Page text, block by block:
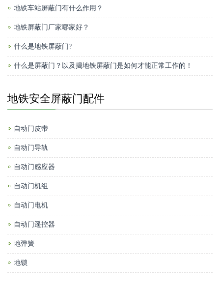
地铁车站屏蔽门有什么作用？
地铁屏蔽门厂家哪家好？
什么是地铁屏蔽门?
什么是屏蔽门？以及揭地铁屏蔽门是如何才能正常工作的！
地铁安全屏蔽门配件
自动门皮带
自动门导轨
自动门感应器
自动门机组
自动门电机
自动门遥控器
地弹簧
地锁